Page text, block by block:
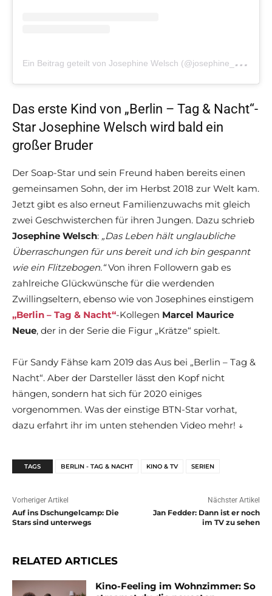
E
in Beitrag geteilt von Josephine Welsch (@josephine_welsch)
Das erste Kind von „Berlin – Tag & Nacht“-
Star Josephine Welsch wird bald ein
großer Bruder
Der Soap-Star und sein Freund haben bereits einen
gemeinsamen Sohn, der im Herbst 2018 zur Welt kam.
Jetzt gibt es also erneut Familienzuwachs mit gleich
zwei Geschwisterchen für ihren Jungen. Dazu schrieb
Josephine Welsch: „Das Leben hält unglaubliche
Überraschungen für uns bereit und ich bin gespannt
wie ein Flitzebogen.“Von ihren Followern gab es
zahlreiche Glückwünsche für die werdenden
Zwillingseltern, ebenso wie von Josephines einstigem
„Berlin – Tag & Nacht“-Kollegen Marcel Maurice
Neue, der in der Serie die Figur „Krätze“ spielt.
Für Sandy Fähse kam 2019 das Aus bei „Berlin – Tag &
Nacht“. Aber der Darsteller lässt den Kopf nicht
hängen, sondern hat sich für 2020 einiges
vorgenommen. Was der einstige BTN-Star vorhat,
dazu erfahrt ihr im unten stehenden Video mehr! ↓
TAGS BERLIN - TAG & NACHT KINO & TV SERIEN
Vorheriger Artikel
Auf ins Dschungelcamp: Die
Stars sind unterwegs
Nächster Artikel
Jan Fedder: Dann ist er noch
im TV zu sehen
RELATED ARTICLES
Kino-Feeling im Wohnzimmer: So